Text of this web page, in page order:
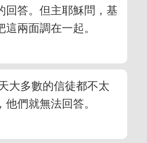
回答。但主耶穌問，基
兩面調在一起。
大多數的信徒都不太
們就無法回答。